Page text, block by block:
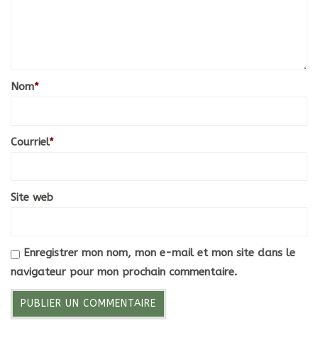
Nom*
Courriel*
Site web
Enregistrer mon nom, mon e-mail et mon site dans le
navigateur pour mon prochain commentaire.